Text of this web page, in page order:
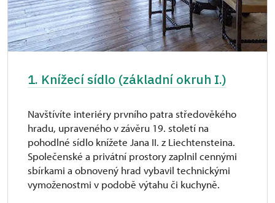
1. Knížecí sídlo (základní okruh I.)
Navštívíte interiéry prvního patra středověkého
hradu, upraveného v závěru 19. století na
pohodlné sídlo knížete Jana II. z Liechtensteina.
Společenské a privátní prostory zaplnil cennými
sbírkami a obnovený hrad vybavil technickými
vymoženostmi v podobě výtahu či kuchyně.